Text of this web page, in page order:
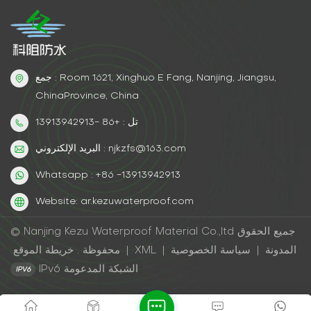
باستخدام فرشاة سلكيةضعها في طبقات بشكل صحيح - 2-3
طبقات للحصول على أقصى قدر من الحمايةالتوقيت هو المفتاح -
جمع : Room 1621, Xinghuo E Fang, Nanjing, Jiangsu,
ChinaProvince, China
تل : +86 -13913942913
البريد الإلكتروني : njkzfs@163.com
Whatsapp : +86 -13913942913
Website: ar.kezuwaterproof.com
© Nanjing Kezu Waterproof Material Co.,ltd جميع الحقوق
محفوظة .
XML المدونة
سياسة الخصوصية
IPv6 الشبكة المدعومة